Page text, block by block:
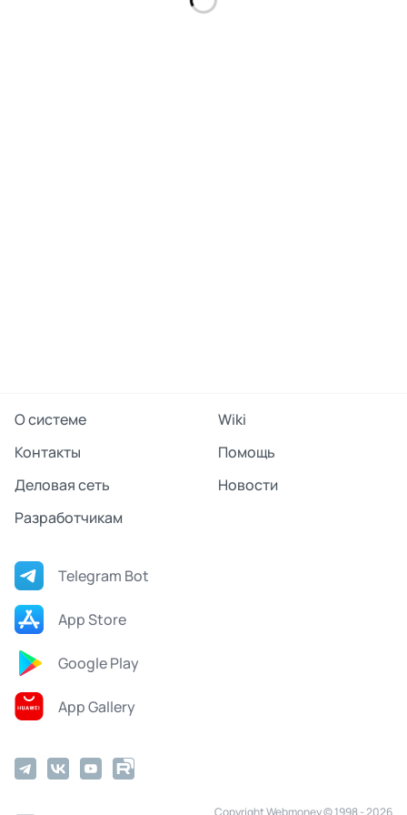
О системе
Wiki
Контакты
Помощь
Деловая сеть
Новости
Разработчикам
Telegram Bot
App Store
Google Play
App Gallery
Copyright Webmoney © 1998 - 2026